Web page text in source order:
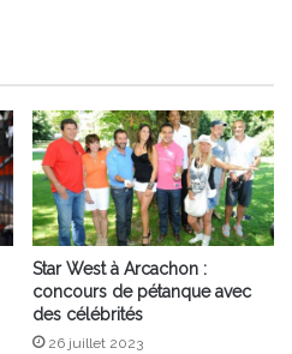
Star West à Arcachon :
concours de pétanque avec
des célébrités
26 juillet 2023